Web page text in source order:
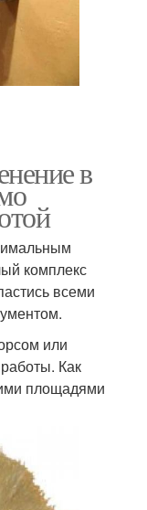
в
комплекс
всеми
или
Как
площадями